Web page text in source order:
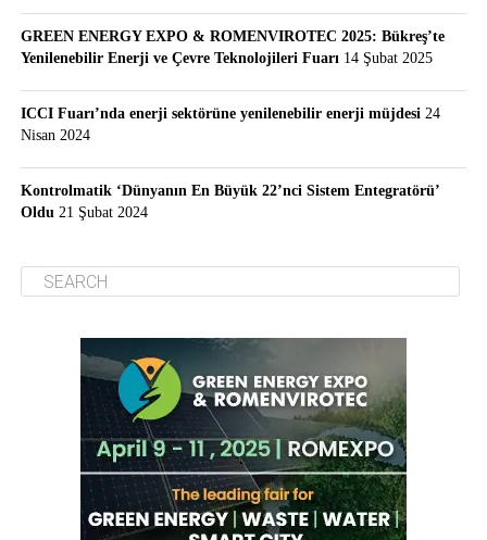
GREEN ENERGY EXPO & ROMENVIROTEC 2025: Bükreş’te
Yenilenebilir Enerji ve Çevre Teknolojileri Fuarı 14 Şubat 2025
ICCI Fuarı’nda enerji sektörüne yenilenebilir enerji müjdesi 24
Nisan 2024
Kontrolmatik ‘Dünyanın En Büyük 22’nci Sistem Entegratörü’
Oldu 21 Şubat 2024